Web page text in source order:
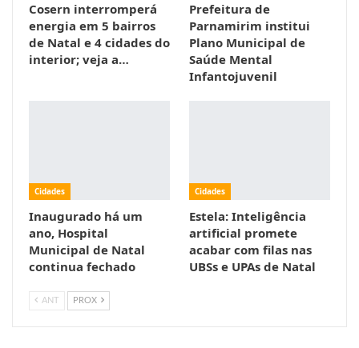
Cosern interromperá
energia em 5 bairros
de Natal e 4 cidades do
interior; veja a…
Prefeitura de
Parnamirim institui
Plano Municipal de
Saúde Mental
Infantojuvenil
Cidades
Inaugurado há um
ano, Hospital
Municipal de Natal
continua fechado
Cidades
Estela: Inteligência
artificial promete
acabar com filas nas
UBSs e UPAs de Natal
ANT PROX